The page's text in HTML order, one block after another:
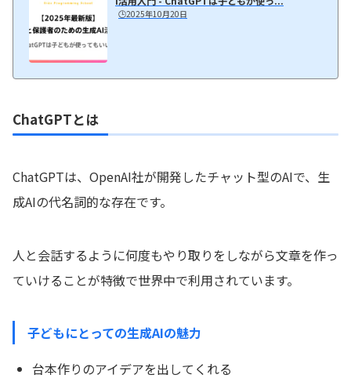
🕒️2025年10月20日
ChatGPTとは
ChatGPTは、OpenAI社が開発したチャット型のAIで、生
成AIの代名詞的な存在です。
人と会話するように何度もやり取りをしながら文章を作っ
ていけることが特徴で世界中で利用されています。
子どもにとっての生成AIの魅力
台本作りのアイデアを出してくれる